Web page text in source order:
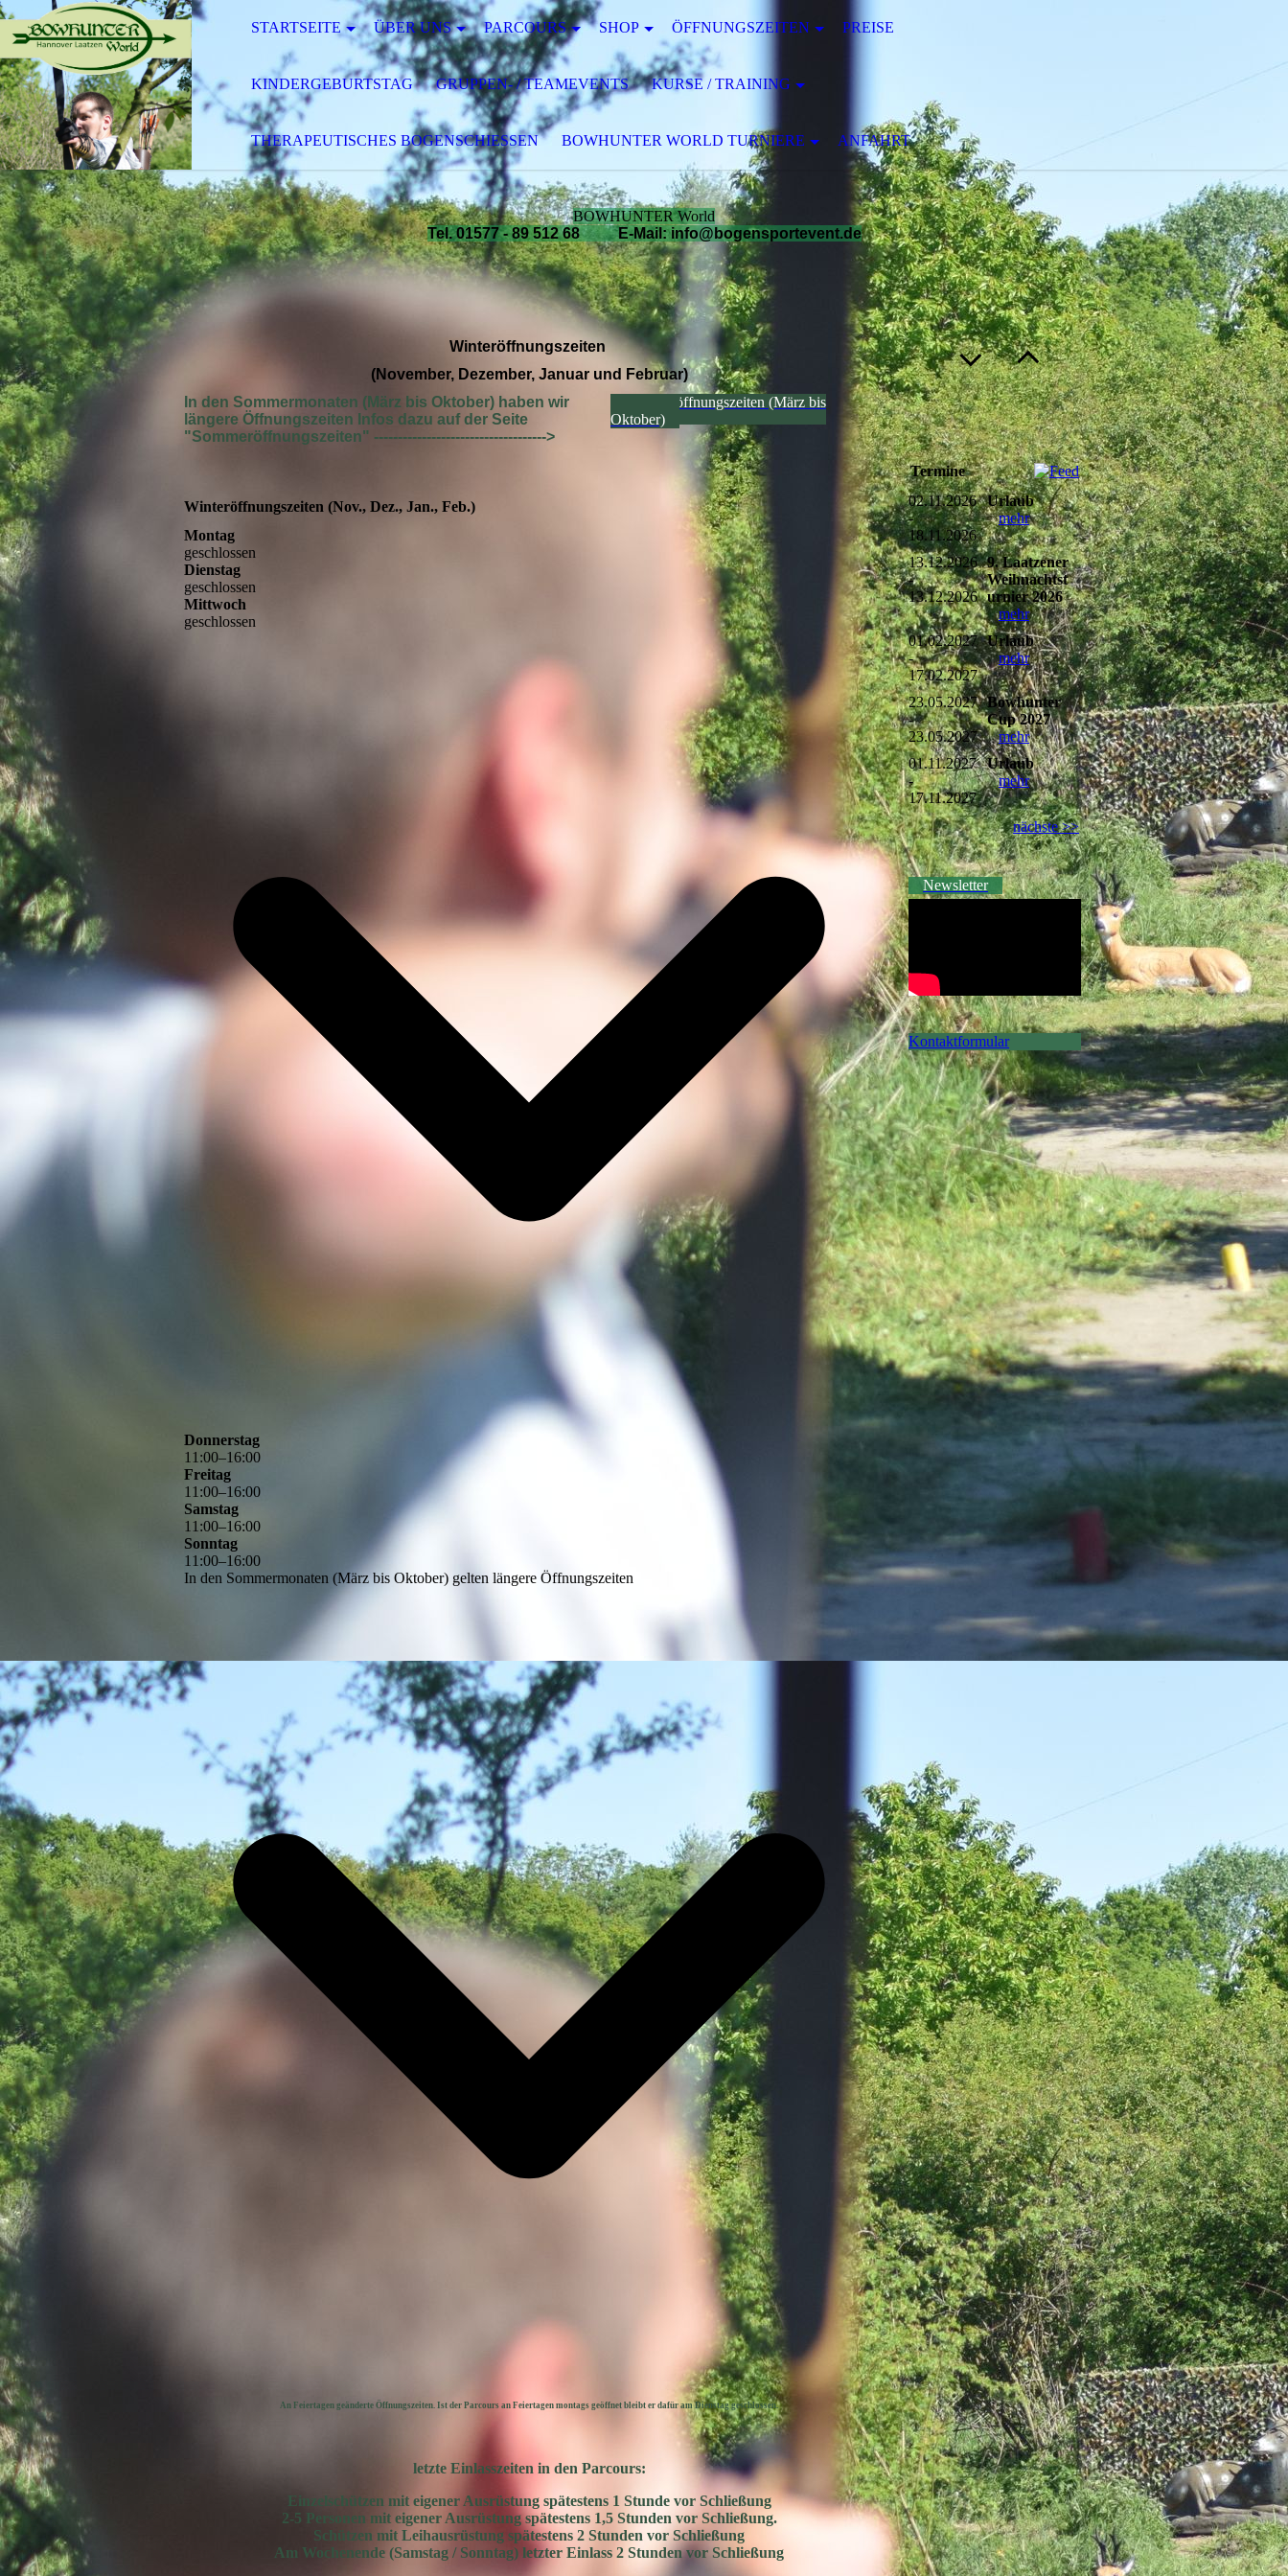
STARTSEITE ÜBER UNS PARCOURS SHOP ÖFFNUNGSZEITEN PREISE
KINDERGEBURTSTAG GRUPPEN- / TEAMEVENTS KURSE / TRAINING
THERAPEUTISCHES BOGENSCHIESSEN BOWHUNTER WORLD TURNIERE ANFAHRT
BOWHUNTER World
Tel. 01577 - 89 512 68 E-Mail: info@bogensportevent.de
Winteröffnungszeiten
(November, Dezember, Januar und Februar)
Sommeröffnungszeiten (März bis
Oktober)
In den Sommermonaten (März bis Oktober) haben wir
längere Öffnungszeiten Infos dazu auf der Seite
"Sommeröffnungszeiten" ------------------------------------>
Winteröffnungszeiten (Nov., Dez., Jan., Feb.)
Montag
geschlossen
Dienstag
geschlossen
Mittwoch
geschlossen
Donnerstag
11:00–16:00
Freitag
11:00–16:00
Samstag
11:00–16:00
Sonntag
11:00–16:00
In den Sommermonaten (März bis Oktober) gelten längere Öffnungszeiten
An Feiertagen geänderte Öffnungszeiten. Ist der Parcours an Feiertagen montags geöffnet bleibt er dafür am Dienstag geschlossen.
letzte Einlasszeiten in den Parcours:
Einzelschützen mit eigener Ausrüstung spätestens 1 Stunde vor Schließung
2-5 Personen mit eigener Ausrüstung spätestens 1,5 Stunden vor Schließung.
Schützen mit Leihausrüstung spätestens 2 Stunden vor Schließung
Am Wochenende (Samstag / Sonntag) letzter Einlass 2 Stunden vor Schließung
Termine
02.11.2026
-
18.11.2026
Urlaub
mehr
13.12.2026
-
13.12.2026
9. Laatzener
Weihnachtst
urnier 2026
mehr
01.02.2027
-
17.02.2027
Urlaub
mehr
23.05.2027
-
23.05.2027
Bowhunter
Cup 2027
mehr
01.11.2027
-
17.11.2027
Urlaub
mehr
nächste >>
Newsletter
Kontaktformular